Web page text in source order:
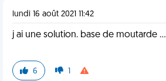
lundi 16 août 2021 11:42
j ai une solution. base de moutarde ...
6 1